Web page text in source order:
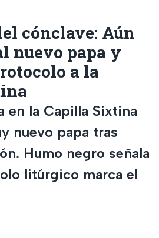
cónclave: Aún
nuevo papa y
a la
en la Capilla Sixtina
nuevo papa tras
Humo negro señala
litúrgico marca el